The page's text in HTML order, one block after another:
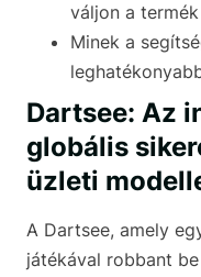
váljon a
Minek a
Dartsee: Az
globális
üzleti
A Dartsee, amely
játékával robbant